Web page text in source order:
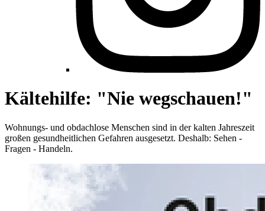
Kältehilfe: "Nie wegschauen!"
Wohnungs- und obdachlose Menschen sind in der kalten Jahreszeit
großen gesundheitlichen Gefahren ausgesetzt. Deshalb: Sehen -
Fragen - Handeln.